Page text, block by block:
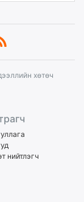
хөтөч
нийтлэгч